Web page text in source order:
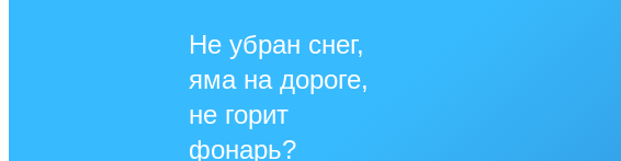
Не убран снег,
яма на дороге,
не горит
фонарь?